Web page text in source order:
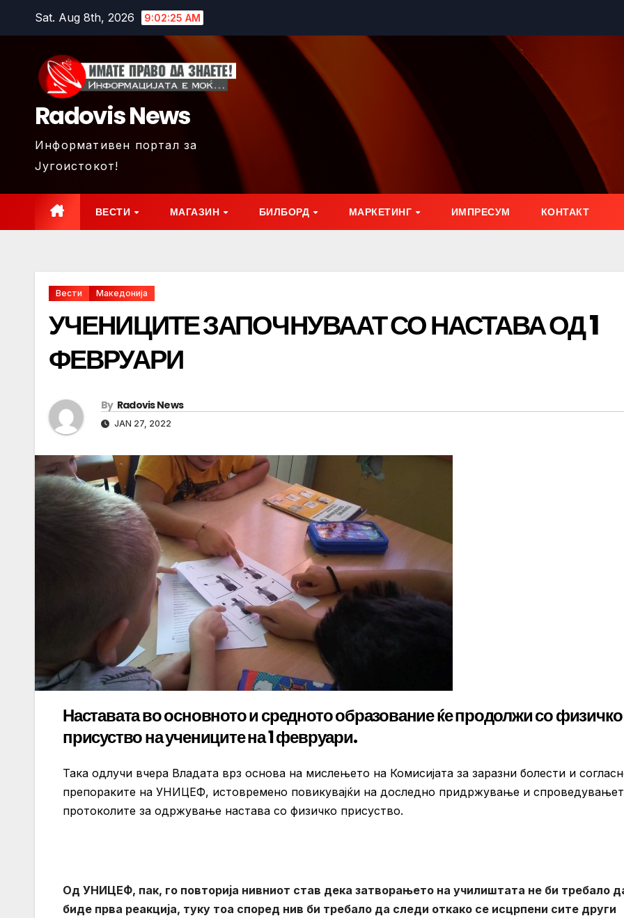
Sat. Aug 8th, 2026 9:02:26 AM
Radovis News
Информативен портал за
Југоистокот!
ВЕСТИ МАГАЗИН БИЛБОРД МАРКЕТИНГ ИМПРЕСУМ КОНТАКТ
Вести Македонија
УЧЕНИЦИТЕ ЗАПОЧНУВААТ СО НАСТАВА ОД 1
ФЕВРУАРИ
By Radovis News
JAN 27, 2022
Наставата во основното и средното образование ќе продолжи со физичко
присуство на учениците на 1 февруари.
Така одлучи вчера Владата врз основа на мислењето на Комисијата за заразни болести и
препораките на УНИЦЕФ, истовремено повикувајќи на доследно придржување и
протоколите за одржување настава со физичко присуство.
Од УНИЦЕФ, пак, го повторија нивниот став дека затворањето на училиштата не би требало
биде прва реакција, туку тоа според нив би требало да следи откако се исцрпени сите други